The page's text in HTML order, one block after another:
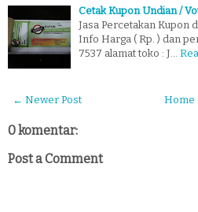
Cetak Kupon Undian /
Jasa Percetakan Kupon
Info Harga ( Rp. ) dan
7537 alamat toko : J…
← Newer Post Home
0 komentar:
Post a Comment